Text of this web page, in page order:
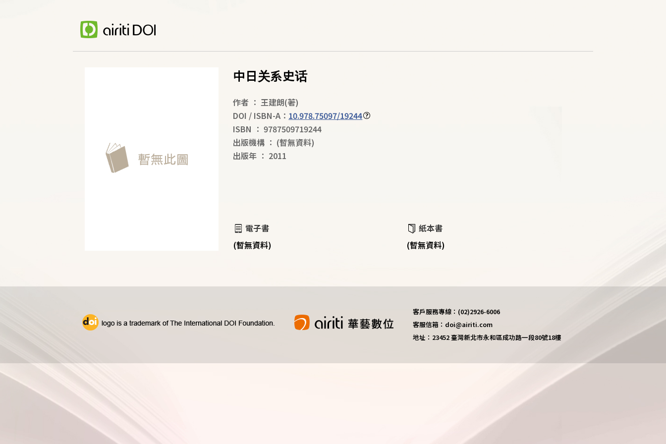
中日关系史话
作者 ： 王建朗(著)
DOI / ISBN-A： 10.978.75097/19244
ISBN ： 9787509719244
出版機構 ： (暫無資料)
出版年 ： 2011
電子書
(暫無資料)
紙本書
(暫無資料)
客戶服務專線：(02)2926-6006
客服信箱：doi@airiti.com
地址：23452 臺灣新北市永和區成功路一段80號18樓